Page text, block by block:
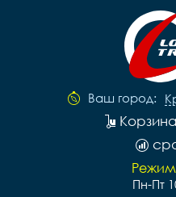
Ваш город:
Корзина
Пн-Пт